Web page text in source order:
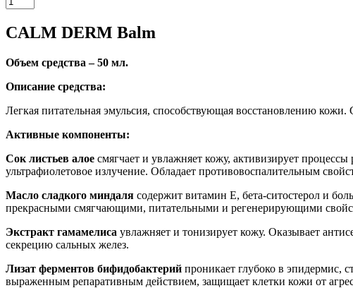
CALM DERM Balm
Объем средства – 50 мл.
Описание средства:
Легкая питательная эмульсия, способствующая восстановлению
Активные компоненты:
Сок листьев алое смягчает и увлажняет кожу, активизирует
ультрафиолетовое излучение. Обладает противовоспалительным
Масло сладкого миндаля содержит витамин E, бета-ситостерол и
прекрасными смягчающими, питательными и регенерирующими
Экстракт гамамелиса увлажняет и тонизирует кожу. Оказывает
секрецию сальных желез.
Лизат ферментов бифидобактерий проникает глубоко в эпидермис,
выраженным репаративным действием, защищает клетки кожи от